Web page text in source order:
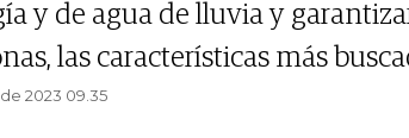
y de agua de lluvia y
las características más
2023 09.35